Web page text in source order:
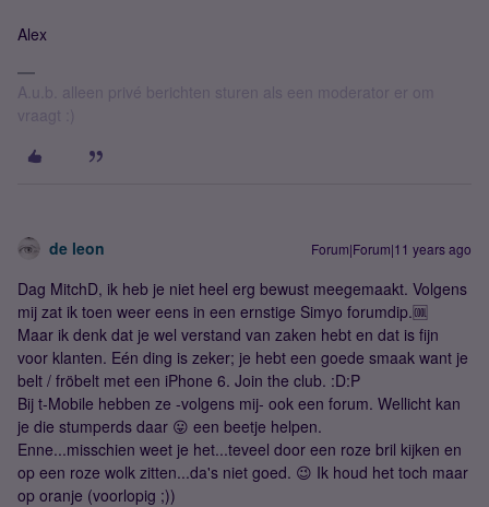
Alex
A.u.b. alleen privé berichten sturen als een moderator er om
vraagt :)
de leon Forum|Forum|11 years ago
Dag MitchD, ik heb je niet heel erg bewust meegemaakt. Volgens
mij zat ik toen weer eens in een ernstige Simyo forumdip.🆒
Maar ik denk dat je wel verstand van zaken hebt en dat is fijn
voor klanten. Eén ding is zeker; je hebt een goede smaak want je
belt / fröbelt met een iPhone 6. Join the club. :D:P
Bij t-Mobile hebben ze -volgens mij- ook een forum. Wellicht kan
je die stumperds daar 😛 een beetje helpen.
Enne...misschien weet je het...teveel door een roze bril kijken en
op een roze wolk zitten...da's niet goed. 😉 Ik houd het toch maar
op oranje (voorlopig ;))